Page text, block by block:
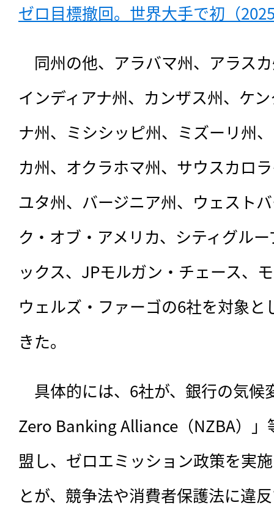
ゼロ目標撤回。世界大手で初（
同州の他、 アラバマ州、アラス
インディアナ州、カンザス州、ケ
ナ州、ミシシッピ州、ミズーリ州
カ州、オクラホマ州、サウスカロ
ユタ州、バージニア州、ウェスト
ク・オブ・アメリカ、シティグル
ックス、JPモルガン・チェース、
ウェルズ・ファーゴの6社を対象と
きた。
具体的には、6社が、銀行の気候
Zero Banking Alliance（NZBA）」
盟し、ゼロエミッション政策を実
とが、競争法や消費者保護法に違